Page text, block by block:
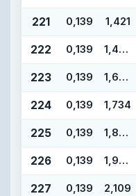
221 0,139 1,421
222 0,139 1,484
223 0,139 1,609
224 0,139 1,734
225 0,139 1,859
226 0,139 1,984
227 0,139 2,109